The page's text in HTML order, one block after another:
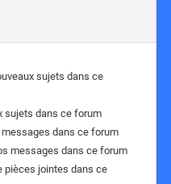
sujets dans ce
sujets dans ce forum
dans ce forum
messages dans ce forum
pièces jointes dans ce